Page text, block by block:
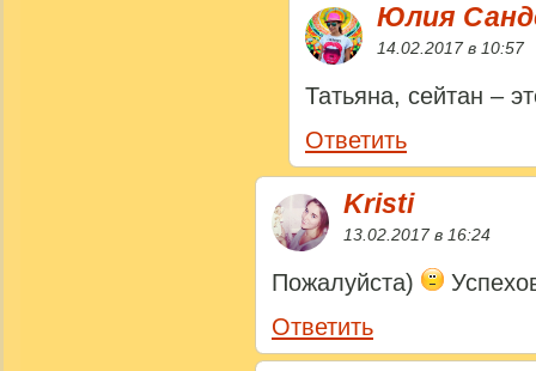
Юлия
14.02.2017 в 10:57
Татьяна, сейтан –
Ответить
Kristi
13.02.2017 в 16:24
Пожалуйста)
Ответить